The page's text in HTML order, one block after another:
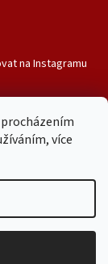
více
na Instagramu
Upravit